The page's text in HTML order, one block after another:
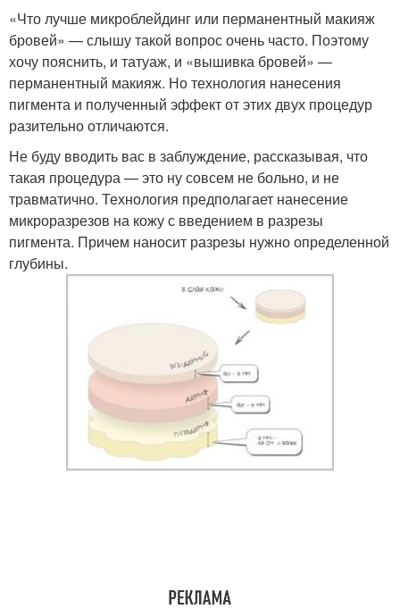
«Что лучше микроблейдинг или перманентный макияж
бровей» — слышу такой вопрос очень часто. Поэтому
хочу пояснить, и татуаж, и «вышивка бровей» —
перманентный макияж. Но технология нанесения
пигмента и полученный эффект от этих двух процедур
разительно отличаются.
Не буду вводить вас в заблуждение, рассказывая, что
такая процедура — это ну совсем не больно, и не
травматично. Технология предполагает нанесение
микроразрезов на кожу с введением в разрезы
пигмента. Причем наносит разрезы нужно определенной
глубины.